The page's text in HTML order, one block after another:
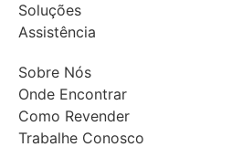
Soluções
Assistência
Sobre Nós
Onde Encontrar
Como Revender
Trabalhe Conosco